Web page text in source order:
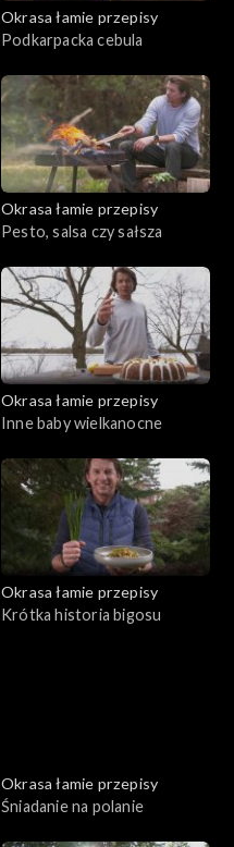
Okrasa łamie przepisy
Podkarpacka cebula
Okrasa łamie przepisy
Pesto, salsa czy sałsza
Okrasa łamie przepisy
Inne baby wielkanocne
Okrasa łamie przepisy
Krótka historia bigosu
Okrasa łamie przepisy
Śniadanie na polanie